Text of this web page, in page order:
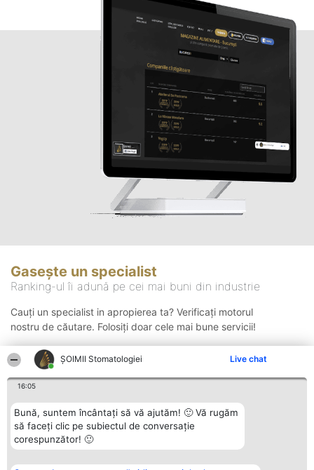
ȘOIMII Stomatologiei Live chat
16:05
Bună, suntem încântați să vă ajutăm! 🙂 Vă rugăm
să faceți clic pe subiectul de conversație
corespunzător! 🙂
Gasește un specialist
Ranking-ul îi adună pe cei mai buni din industrie
Cauți un specialist in apropierea ta? Verificați motorul
nostru de căutare. Folosiți doar cele mai bune servicii!